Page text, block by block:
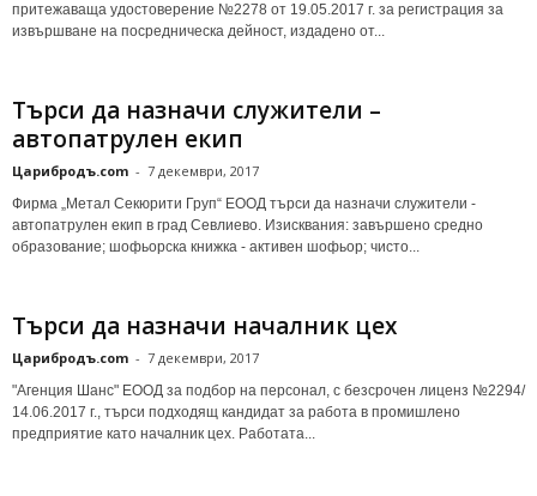
притежаваща удостоверение №2278 от 19.05.2017 г. за регистрация за
извършване на посредническа дейност, издадено от...
Търси да назначи служители –
автопатрулен екип
Царибродъ.com - 7 декември, 2017
Фирма „Метал Секюрити Груп“ ЕООД търси да назначи служители -
автопатрулен екип в град Севлиево. Изисквания: завършено средно
образование; шофьорска книжка - активен шофьор; чисто...
Търси да назначи началник цех
Царибродъ.com - 7 декември, 2017
"Агенция Шанс" ЕООД за подбор на персонал, с безсрочен лиценз №2294/
14.06.2017 г., търси подходящ кандидат за работа в промишлено
предприятие като началник цех. Работата...